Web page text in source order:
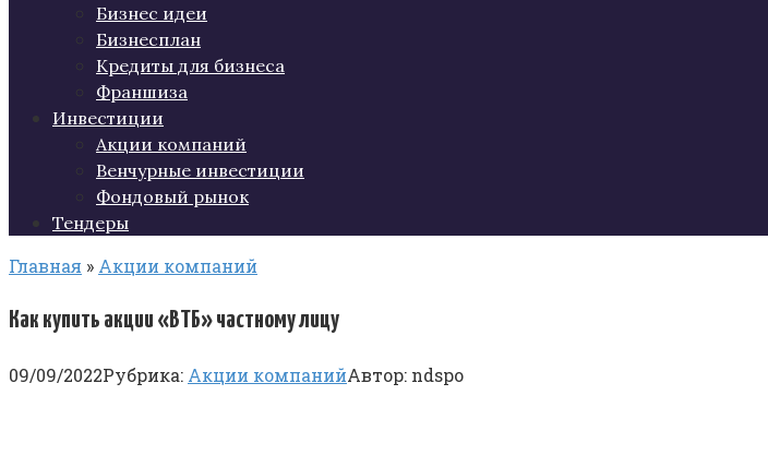
Бизнес идеи
Бизнесплан
Кредиты для бизнеса
Франшиза
Инвестиции
Акции компаний
Венчурные инвестиции
Фондовый рынок
Тендеры
Главная » Акции компаний
Как купить акции «ВТБ» частному лицу
09/09/2022Рубрика: Акции компанийАвтор: ndspo